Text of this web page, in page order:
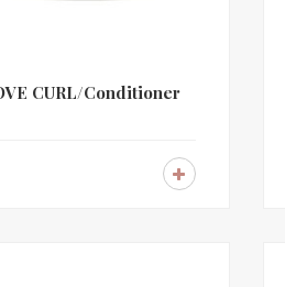
CURL/Conditioner